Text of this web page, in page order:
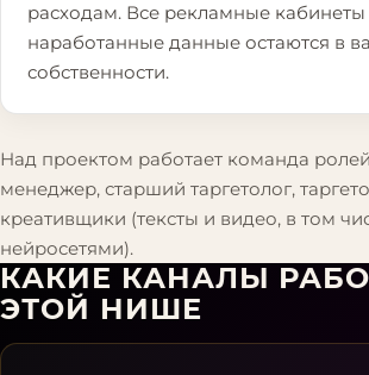
расходам. Все рекламные кабинеты
наработанные данные остаются в
собственности.
Над проектом работает команда
менеджер, старший таргетолог,
креативщики (тексты и видео, в том
нейросетями).
КАКИЕ КАНАЛЫ
ЭТОЙ НИШЕ